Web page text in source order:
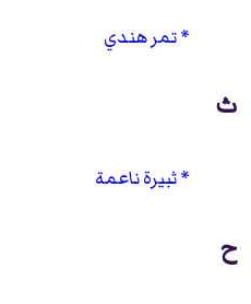
تمر هندي
ث
ثبيرة ناعمة
ح